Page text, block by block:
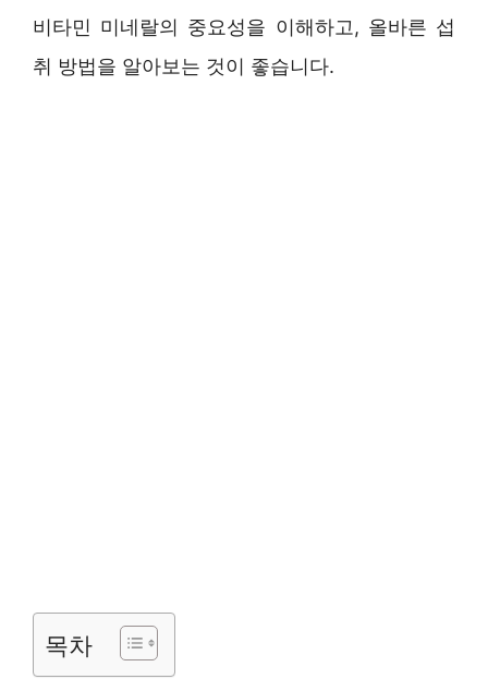
비타민 미네랄의 중요성을 이해하고, 올바른 섭
취 방법을 알아보는 것이 좋습니다.
목차